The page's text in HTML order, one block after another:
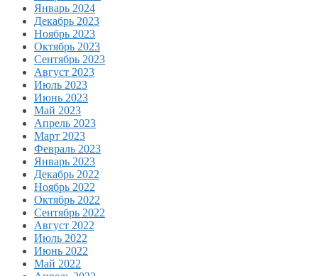
Январь 2024
Декабрь 2023
Ноябрь 2023
Октябрь 2023
Сентябрь 2023
Август 2023
Июль 2023
Июнь 2023
Май 2023
Апрель 2023
Март 2023
Февраль 2023
Январь 2023
Декабрь 2022
Ноябрь 2022
Октябрь 2022
Сентябрь 2022
Август 2022
Июль 2022
Июнь 2022
Май 2022